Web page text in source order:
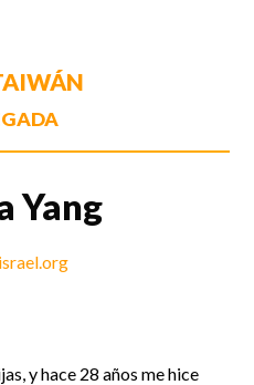
Yang
y hace 28 años me hice